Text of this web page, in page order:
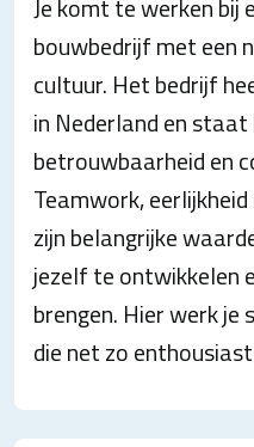
Je komt te werken bij
bouwbedrijf met een
cultuur. Het bedrijf
in Nederland en
betrouwbaarheid en
Teamwork,
zijn belangrijke
jezelf te ontwikkelen
brengen. Hier werk je
die net zo